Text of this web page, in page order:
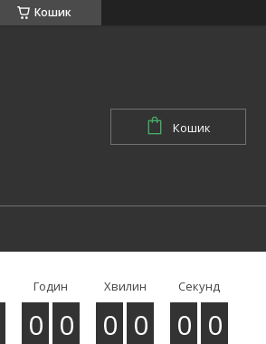
Кошик
Кошик
Годин
0 0
Хвилин
0 0
Секунд
0 0